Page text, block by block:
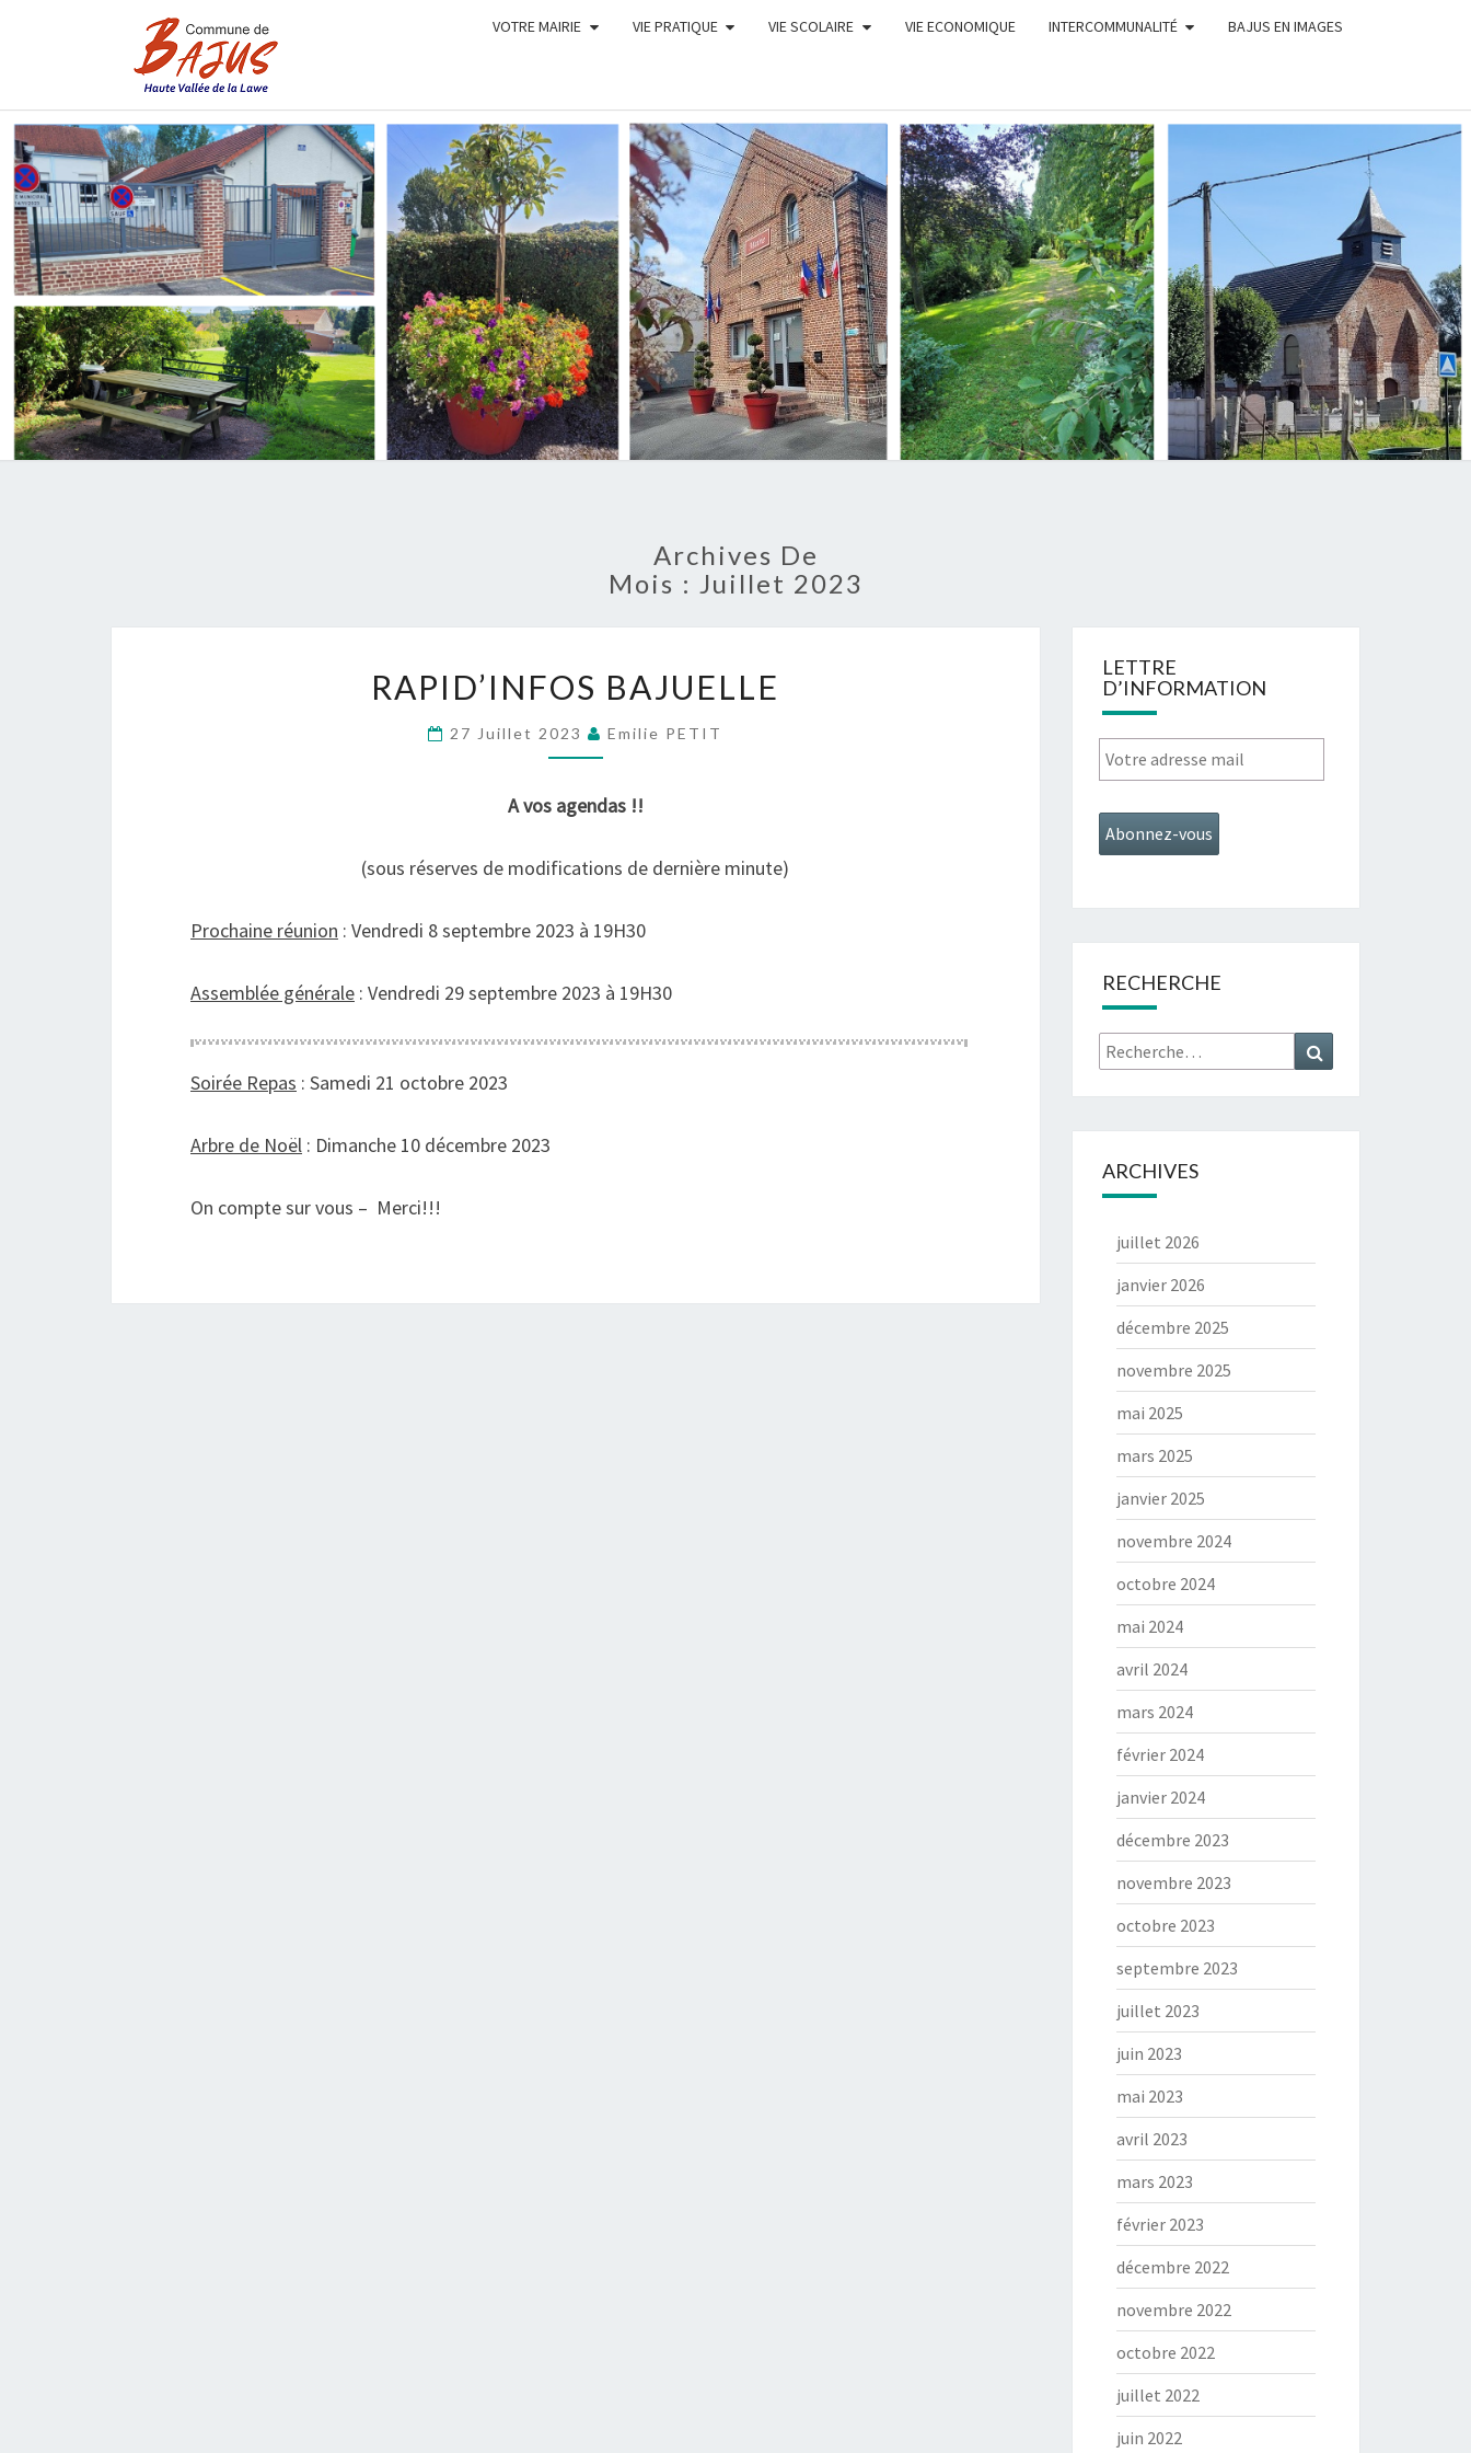
VOTRE MAIRIE VIE PRATIQUE VIE SCOLAIRE VIE ECONOMIQUE INTERCOMMUNALITÉ BAJUS EN IMAGES
COMMUNE
DE BAJUS
Archives De
Mois : Juillet 2023
BAJUELLE
RAPID’INFOS BAJUELLE
27 Juillet 2023 Emilie PETIT
A vos agendas !!
(sous réserves de modifications de dernière minute)
Prochaine réunion : Vendredi 8 septembre 2023 à 19H30
Assemblée générale : Vendredi 29 septembre 2023 à 19H30
Soirée Repas : Samedi 21 octobre 2023
Arbre de Noël : Dimanche 10 décembre 2023
On compte sur vous – Merci!!!
LETTRE
D’INFORMATION
RECHERCHE
Rechercher :
ARCHIVES
juillet 2026
janvier 2026
décembre 2025
novembre 2025
mai 2025
mars 2025
janvier 2025
novembre 2024
octobre 2024
mai 2024
avril 2024
mars 2024
février 2024
janvier 2024
décembre 2023
novembre 2023
octobre 2023
septembre 2023
juillet 2023
juin 2023
mai 2023
avril 2023
mars 2023
février 2023
décembre 2022
novembre 2022
octobre 2022
juillet 2022
juin 2022